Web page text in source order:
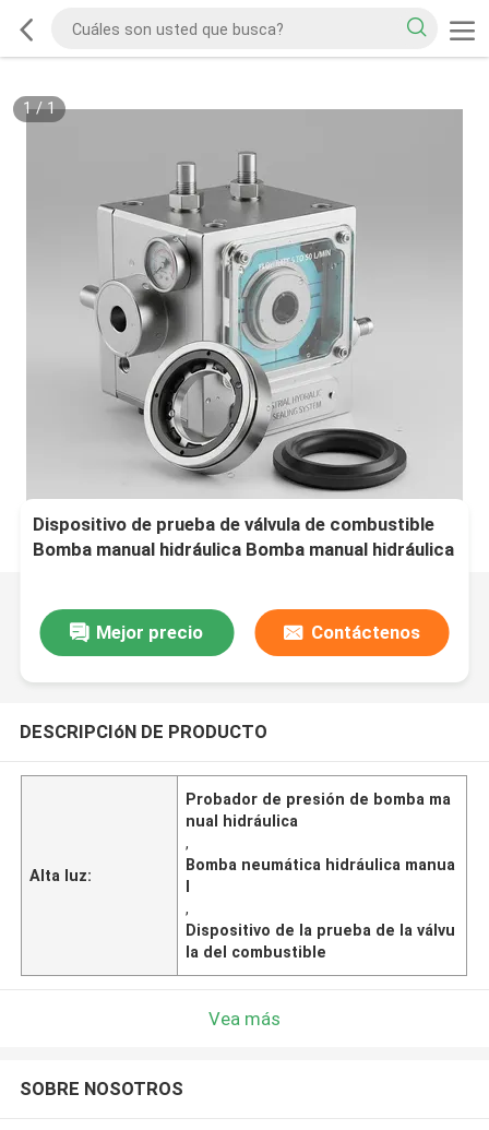
1/1
Dispositivo de prueba de válvula de combustible
Bomba manual hidráulica Bomba manual hidráulica
Mejor precio
Contáctenos
DESCRIPCIóN DE PRODUCTO
Alta luz:
Probador de presión de bomba ma
nual hidráulica
,
Bomba neumática hidráulica manua
l
,
Dispositivo de la prueba de la válvu
la del combustible
Vea más
SOBRE NOSOTROS